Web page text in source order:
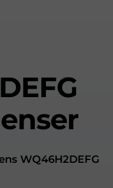
WQ46H2DEFG